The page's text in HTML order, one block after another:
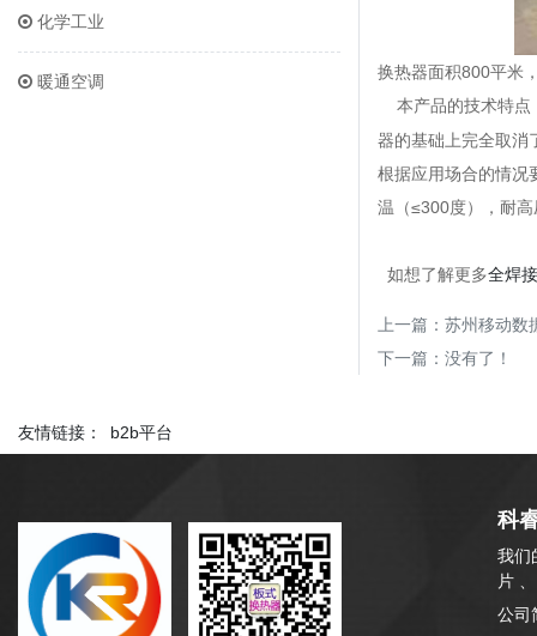
化学工业
暖通空调
换热器面积800平米
本产品的技术特点
器的基础上完全取消
根据应用场合的情况
温（≤300度），耐
如想了解更多全焊
上一篇： 苏州移动数
下一篇：没有了！
友情链接： b2b平台
科
我们
片
公司